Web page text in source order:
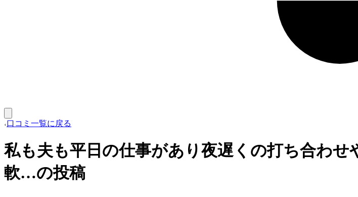
口コミ一覧に戻る
私も夫も平日の仕事があり夜遅くの打ち合わ
軟…の投稿